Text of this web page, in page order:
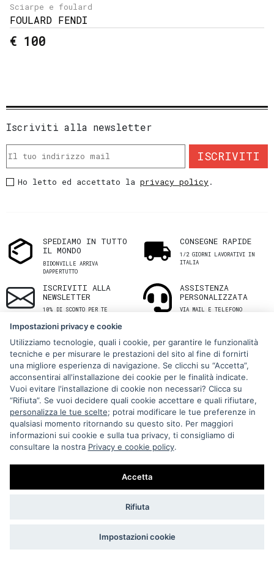
Sciarpe e foulard
FOULARD FENDI
€ 100
Iscriviti alla newsletter
ISCRIVITI
Ho letto ed accettato laprivacy policy.
SPEDIAMO IN TUTTO
IL MONDO
BIDONVILLE ARRIVA
DAPPERTUTTO
CONSEGNE RAPIDE
1/2 GIORNI LAVORATIVI IN
ITALIA
ISCRIVITI ALLA
NEWSLETTER
10% DI SCONTO PER TE
ASSISTENZA
PERSONALIZZATA
VIA MAIL E TELEFONO
Via Melo 224/a, Bari, Italy, 70121
+39 080 990 5699
P.IVA: 05921860721
Impostazioni Cookie
Impostazioni privacy e cookie
Utilizziamo tecnologie, quali i cookie, per garantire le funzionalità
tecniche e per misurare le prestazioni del sito al fine di fornirti
una migliore esperienza di navigazione. Se clicchi su “Accetta”,
acconsentirai all'installazione dei cookie per le finalità indicate.
Vuoi evitare l'installazione di cookie non necessari? Clicca su
“Rifiuta”. Se vuoi decidere quali cookie accettare e quali rifiutare,
personalizza le tue scelte; potrai modificare le tue preferenze in
qualsiasi momento ritornando su questo sito. Per maggiori
informazioni sui cookie e sulla tua privacy, ti consigliamo di
consultare la nostra Privacy e cookie policy.
Accetta
Rifiuta
Impostazioni cookie